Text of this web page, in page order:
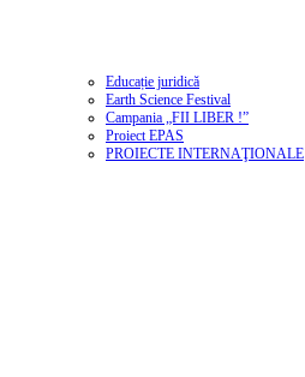
Educație juridică
Earth Science Festival
Campania „FII LIBER !”
Proiect EPAS
PROIECTE INTERNAŢIONALE